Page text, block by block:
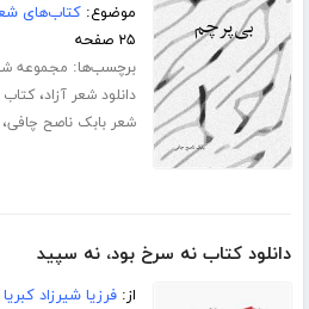
موضوع:کتاب‌های
۲۵ صفحه
برچسب‌ها: مجموعه
دانلود شعر آزاد،کتاب
شعر بابک ناصح چافی
دانلود کتاب نه سرخ بود، نه سپید
از:فرزیا شیرزاد کبریا